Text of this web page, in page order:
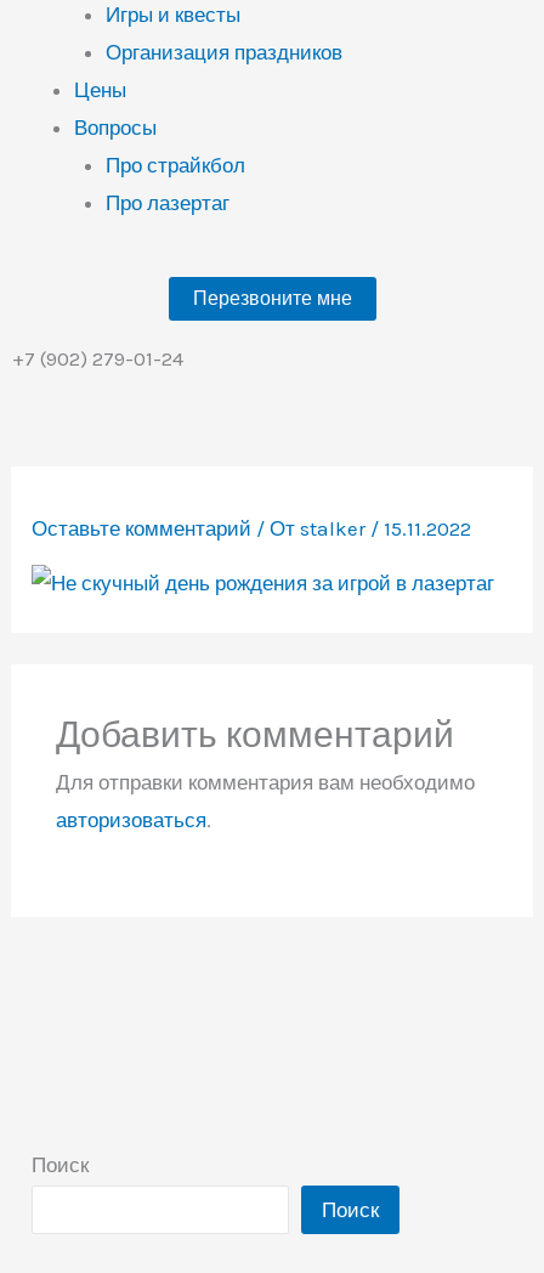
Игры и квесты
Организация праздников
Цены
Вопросы
Про страйкбол
Про лазертаг
Перезвоните мне
+7 (902) 279-01-24
Оставьте комментарий / Отstalker / 15.11.2022
Добавить комментарий
Для отправки комментария вам необходимо
авторизоваться.
Поиск
Поиск